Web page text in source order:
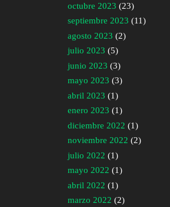
octubre 2023 (23)
septiembre 2023 (11)
agosto 2023 (2)
julio 2023 (5)
junio 2023 (3)
mayo 2023 (3)
abril 2023 (1)
enero 2023 (1)
diciembre 2022 (1)
noviembre 2022 (2)
julio 2022 (1)
mayo 2022 (1)
abril 2022 (1)
marzo 2022 (2)